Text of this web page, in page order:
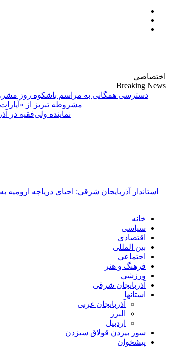
اختصاصی
Breaking News
دسترسی همگانی به مراسم باشکوه روز
مشروطه تبریز از
Primary
Menu
خانه
سیاسی
اقتصادی
بین المللی
اجتماعی
فرهنگ و هنر
ورزشی
آذربایجان شرقی
استانها
آذربایجان غربی
البرز
اردبیل
سوز بیزدن قولاق سیزدن
پیشخوان